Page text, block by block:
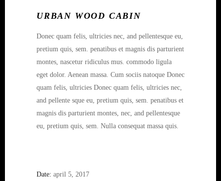
URBAN WOOD CABIN
Donec quam felis, ultricies nec, and pellentesque eu,
pretium quis, sem. penatibus et magnis dis parturient
montes, nascetur ridiculus mus. commodo ligula
eget dolor. Aenean massa. Cum sociis natoque Donec
quam felis, ultricies Donec quam felis, ultricies nec,
and pellente sque eu, pretium quis, sem. penatibus et
magnis dis parturient montes, nec, and pellentesque
eu, pretium quis, sem. Nulla consequat massa quis.
Date: april 5, 2017